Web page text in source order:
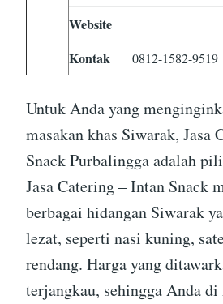
Website
Kontak
0812-1582-9519
Untuk Anda yang
masakan khas Siwarak, Jasa
Snack Purbalingga adalah
Jasa Catering – Intan Snack
berbagai hidangan Siwarak
lezat, seperti nasi kuning,
rendang. Harga yang
terjangkau, sehingga Anda